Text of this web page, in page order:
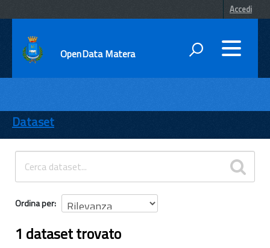
Accedi
OpenData Matera
ENTI
TEMI
INFORMAZIONI
Dataset
Ordina per
1 dataset trovato